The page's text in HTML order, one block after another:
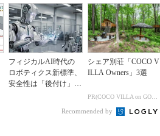
フィジカルAI時代の
ロボティクス新標準、
安全性は「後付け」で
シェア別荘「COCO V
ILLA Owners」3選
PR(COCO VILLA on GOETHE)
Recommended by